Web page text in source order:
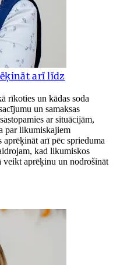
arī līdz
rīkoties un kādas soda
un samaksas
ar situācijām,
par likumiskajiem
arī pēc sprieduma
kad likumiskos
veikt aprēķinu un nodrošināt